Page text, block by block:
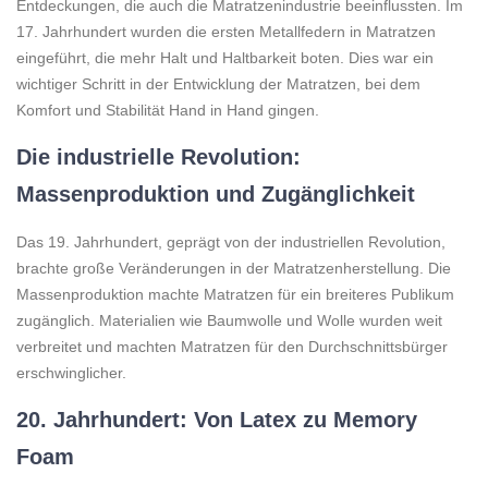
Entdeckungen, die auch die Matratzenindustrie beeinflussten. Im
17. Jahrhundert wurden die ersten Metallfedern in Matratzen
eingeführt, die mehr Halt und Haltbarkeit boten. Dies war ein
wichtiger Schritt in der Entwicklung der Matratzen, bei dem
Komfort und Stabilität Hand in Hand gingen.
Die industrielle Revolution:
Massenproduktion und Zugänglichkeit
Das 19. Jahrhundert, geprägt von der industriellen Revolution,
brachte große Veränderungen in der Matratzenherstellung. Die
Massenproduktion machte Matratzen für ein breiteres Publikum
zugänglich. Materialien wie Baumwolle und Wolle wurden weit
verbreitet und machten Matratzen für den Durchschnittsbürger
erschwinglicher.
20. Jahrhundert: Von Latex zu Memory
Foam